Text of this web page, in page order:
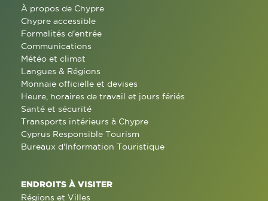
À propos de Chypre
Chypre accessible
Formalités d'entrée
Communications
Météo et climat
Langues & Régions
Monnaie officielle et devises
Heure, horaires de travail et jours fériés
Santé et sécurité
Transports intérieurs à Chypre
Cyprus Responsible Tourism
Bureaux d'Information Touristique
ENDROITS À VISITER
Régions et Villes